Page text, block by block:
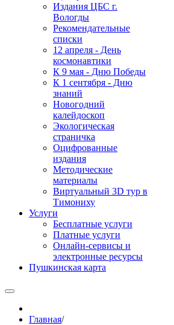
Издания ЦБС г.
Вологды
Рекомендательные
списки
12 апреля - День
космонавтики
К 9 мая - Дню Победы
К 1 сентября - Дню
знаний
Новогодний
калейдоскоп
Экологическая
страничка
Оцифрованные
издания
Методические
материалы
Виртуальный 3D тур в
Тимониху
Услуги
Бесплатные услуги
Платные услуги
Онлайн-сервисы и
электронные ресурсы
Пушкинская карта
Главная/